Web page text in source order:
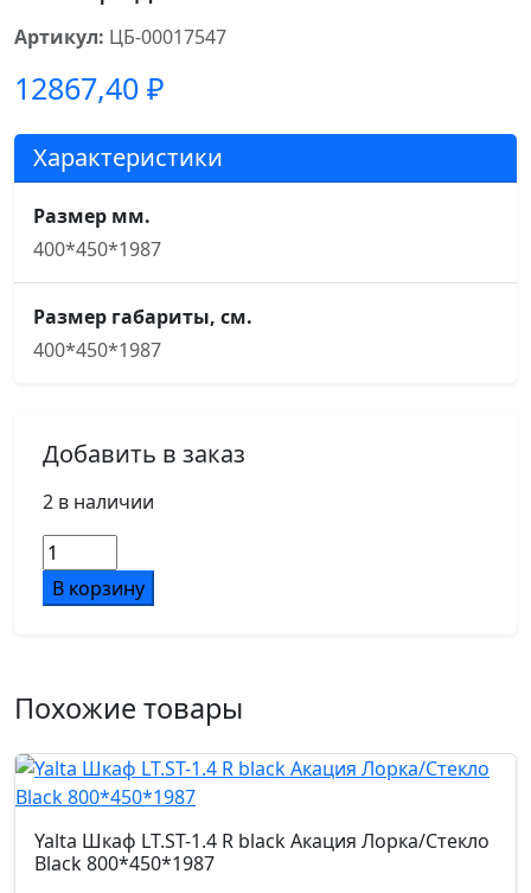
Артикул: ЦБ-00017547
12867,40 ₽
Характеристики
Размер мм.
400*450*1987
Размер габариты, см.
400*450*1987
Добавить в заказ
2 в наличии
Количество
товара
Yalta
1.1
(R)
Вяз
Благородный
400*450*1987
В корзину
Похожие товары
Yalta Шкаф LT.ST-1.4 R black Акация Лорка/Стекло
Black 800*450*1987